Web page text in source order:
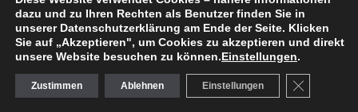
diese Daten einem anderen Verantwortlichen ohne
Behinderung durch den Verantwortlichen, dem die
personenbezogenen Daten bereitgestellt wurden, zu
übermitteln, sofern die Verarbeitung auf der
dazu und zu Ihren Rechten als Benutzer finden Sie in
unserer Datenschutzerklärung am Ende der Seite. Klicken
Sie auf „Akzeptieren", um Cookies zu akzeptieren und direkt
unsere Website besuchen zu können.Einstellungen.
Zustimmen Ablehnen Einstellungen GDPR